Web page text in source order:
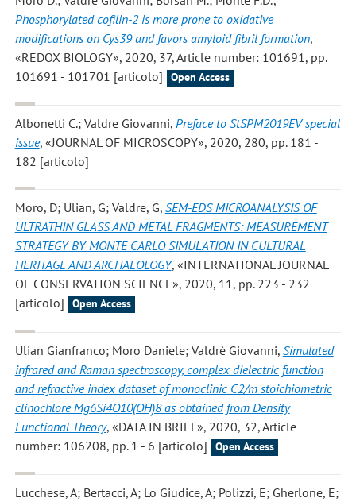
Phosphorylated cofilin-2 is more prone to oxidative
modifications on Cys39 and favors amyloid fibril formation,
«REDOX BIOLOGY», 2020, 37, Article number: 101691, pp.
101691 - 101701 [articolo]
Open Access
Albonetti C.; Valdre Giovanni, Preface to StSPM2019EV special
issue, «JOURNAL OF MICROSCOPY», 2020, 280, pp. 181 -
182 [articolo]
Moro, D; Ulian, G; Valdre, G, SEM-EDS MICROANALYSIS OF
ULTRATHIN GLASS AND METAL FRAGMENTS: MEASUREMENT
STRATEGY BY MONTE CARLO SIMULATION IN CULTURAL
HERITAGE AND ARCHAEOLOGY, «INTERNATIONAL JOURNAL
OF CONSERVATION SCIENCE», 2020, 11, pp. 223 - 232
[articolo]
Open Access
Ulian Gianfranco; Moro Daniele; Valdrè Giovanni, Simulated
infrared and Raman spectroscopy, complex dielectric function
and refractive index dataset of monoclinic C2/m stoichiometric
clinochlore Mg6Si4O10(OH)8 as obtained from Density
Functional Theory, «DATA IN BRIEF», 2020, 32, Article
number: 106208, pp. 1 - 6 [articolo]
Open Access
Lucchese, A; Bertacci, A; Lo Giudice, A; Polizzi, E; Gherlone, E;